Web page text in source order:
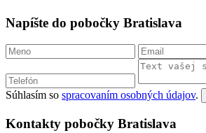
Napíšte do pobočky Bratislava
Súhlasím so spracovaním osobných údajov.
Kontakty pobočky Bratislava